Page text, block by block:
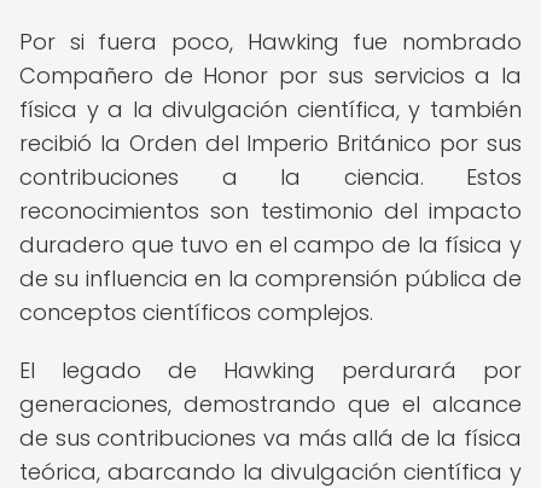
Por si fuera poco, Hawking fue nombrado
Compañero de Honor por sus servicios a la
física y a la divulgación científica, y también
recibió la Orden del Imperio Británico por sus
contribuciones a la ciencia. Estos
reconocimientos son testimonio del impacto
duradero que tuvo en el campo de la física y
de su influencia en la comprensión pública de
conceptos científicos complejos.
El legado de Hawking perdurará por
generaciones, demostrando que el alcance
de sus contribuciones va más allá de la física
teórica, abarcando la divulgación científica y